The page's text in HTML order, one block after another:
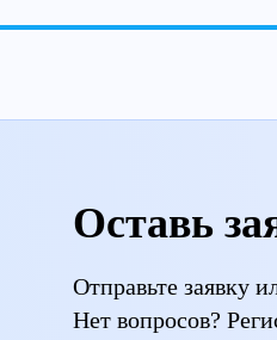
Оставь
Отправьте заявку
Нет вопросов?